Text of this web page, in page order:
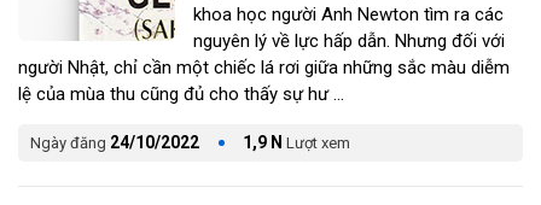
Ngày đăng 24/10/2022 1,9 N Lượt xem
khoa học người Anh Newton tìm ra các
nguyên lý về lực hấp dẫn. Nhưng đối với
người Nhật, chỉ cần một chiếc lá rơi giữa những sắc màu diễm
lệ của mùa thu cũng đủ cho thấy sự hư ...